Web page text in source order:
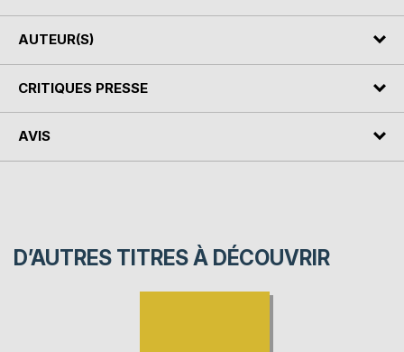
AUTEUR(S)
CRITIQUES PRESSE
AVIS
D’AUTRES TITRES À DÉCOUVRIR